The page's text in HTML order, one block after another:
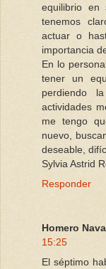
equilibrio en
tenemos
actuar o
importancia
En lo
tener un
perdiendo
actividades
me tengo
nuevo,
deseable,
Sylvia Astrid
Responder
Homero
15:25
El séptimo